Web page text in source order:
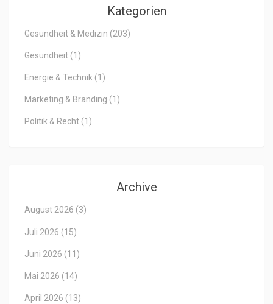
Kategorien
Gesundheit & Medizin (203)
Gesundheit (1)
Energie & Technik (1)
Marketing & Branding (1)
Politik & Recht (1)
Archive
August 2026 (3)
Juli 2026 (15)
Juni 2026 (11)
Mai 2026 (14)
April 2026 (13)